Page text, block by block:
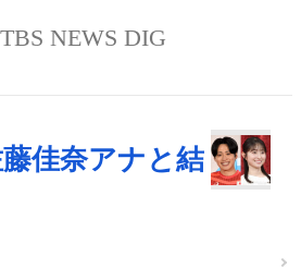
TBS NEWS DIG
佳奈アナと結